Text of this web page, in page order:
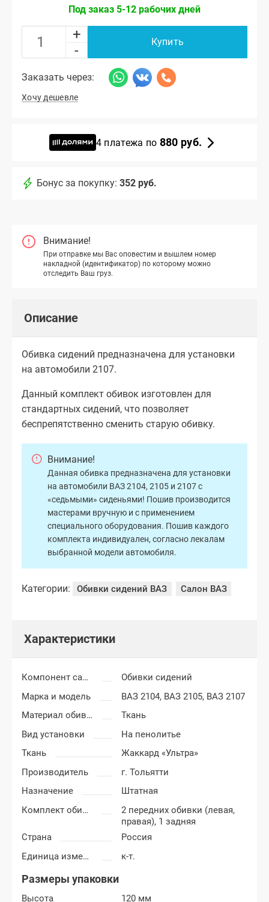
Под заказ 5-12 рабочих дней
+
-
Купить
Заказать через:
Хочу дешевле
4 платежа по 880 руб.
Бонус за покупку: 352 руб.
Внимание!
При отправке мы Вас оповестим и вышлем номер
накладной (идентификатор) по которому можно
отследить Ваш груз.
Описание
Обивка сидений предназначена для установки
на автомобили 2107.
Данный комплект обивок изготовлен для
стандартных сидений, что позволяет
беспрепятственно сменить старую обивку.
Внимание!
Данная обивка предназначена для установки
на автомобили ВАЗ 2104, 2105 и 2107 с
«седьмыми» сиденьями! Пошив производится
мастерами вручную и с применением
специального оборудования. Пошив каждого
комплекта индивидуален, согласно лекалам
выбранной модели автомобиля.
Категории: Обивки сидений ВАЗ Салон ВАЗ
Характеристики
Компонент салона
Обивки сидений
Марка и модель
ВАЗ 2104, ВАЗ 2105, ВАЗ 2107
Материал обивки
Ткань
Вид установки
На пенолитье
Ткань
Жаккард «Ультра»
Производитель
г. Тольятти
Назначение
Штатная
Комплект обивки
2 передних обивки (левая,
правая), 1 задняя
Страна
Россия
Единица измерения
к-т.
Размеры упаковки
Высота 120 мм